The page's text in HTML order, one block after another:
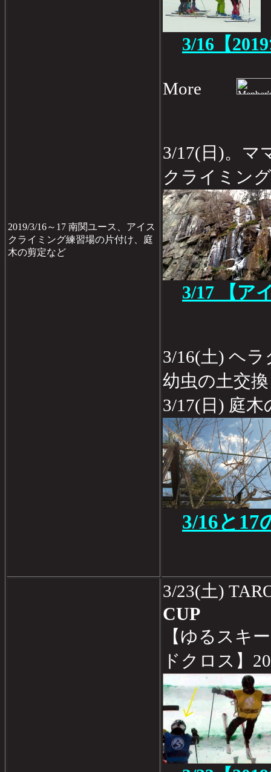
2019/3/16～17 南関ユース、アイス
クライミング練習場の片付け、庭
木の剪定など
3/16【
More
3/17(日)。マ
クライミン
3/17 【ア
3/16(土) ヘ
幼虫の土交換
3/17(日) 庭木
3/16と17
3/23(土)
CUP
【ゆるスキ
ドクロス】